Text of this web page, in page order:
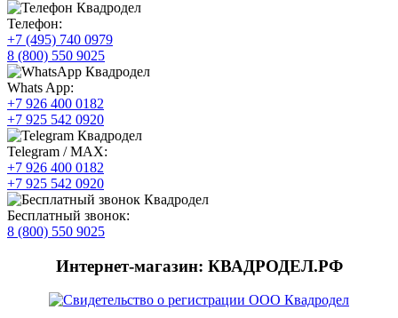
Телефон:
+7 (495) 740 0979
8 (800) 550 9025
Whats App:
+7 926 400 0182
+7 925 542 0920
Telegram / MAX:
+7 926 400 0182
+7 925 542 0920
Бесплатный звонок:
8 (800) 550 9025
Интернет-магазин: КВАДРОДЕЛ.РФ